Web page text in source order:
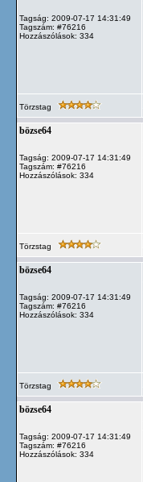
Tagság: 2009-07-17 14:31:49
Tagszám: #76216
Hozzászólások: 334
Törzstag
bözse64
Tagság: 2009-07-17 14:31:49
Tagszám: #76216
Hozzászólások: 334
Törzstag
bözse64
Tagság: 2009-07-17 14:31:49
Tagszám: #76216
Hozzászólások: 334
Törzstag
bözse64
Tagság: 2009-07-17 14:31:49
Tagszám: #76216
Hozzászólások: 334